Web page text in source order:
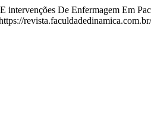
De Enfermagem Em